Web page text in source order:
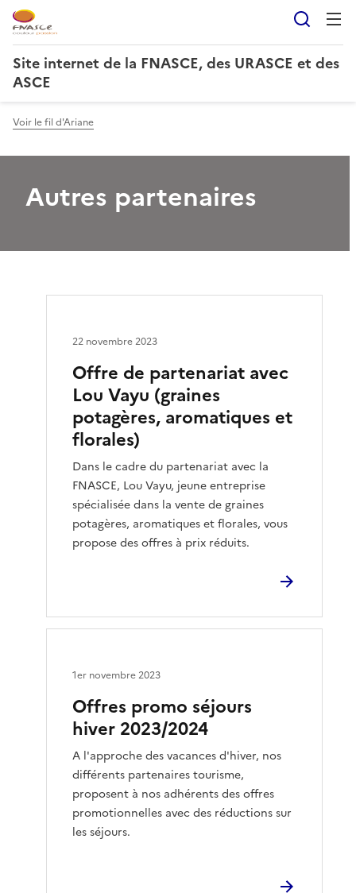
Site internet de la FNASCE, des URASCE et des
ASCE
Voir le fil d'Ariane
Autres partenaires
Offre de partenariat avec
Lou Vayu (graines
potagères, aromatiques et
florales)
Dans le cadre du partenariat avec la
FNASCE, Lou Vayu, jeune entreprise
spécialisée dans la vente de graines
potagères, aromatiques et florales, vous
propose des offres à prix réduits.
22 novembre 2023
Offres promo séjours
hiver 2023/2024
A l'approche des vacances d'hiver, nos
différents partenaires tourisme,
proposent à nos adhérents des offres
promotionnelles avec des réductions sur
les séjours.
1er novembre 2023